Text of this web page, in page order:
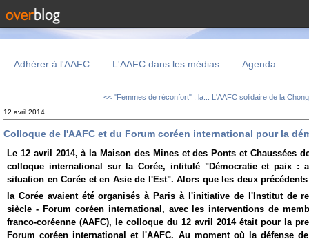
Adhérer à l'AAFC L'AAFC dans les médias Agenda
<< "Femmes de réconfort" : la... L'AAFC solidaire de la
12 avril 2014
Colloque de l'AAFC et du Forum coréen international pour la
Le 12 avril 2014, à la Maison des Mines et des Ponts et Chaussées
colloque international sur la Corée, intitulé "Démocratie et paix :
situation en Corée et en Asie de l'Est". Alors que les deux
la Corée avaient été organisés à Paris à l'initiative de l'Institut de
siècle - Forum coréen international, avec les interventions de
franco-coréenne (AAFC), le colloque du 12 avril 2014 était pour la
Forum coréen international et l'AAFC. Au moment où la défense